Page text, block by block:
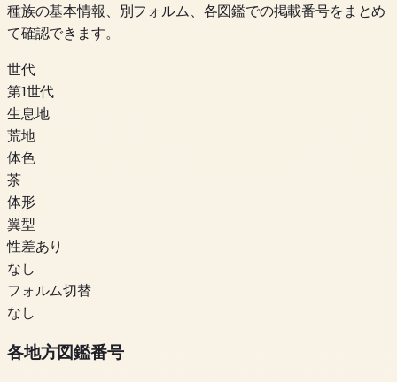
種族の基本情報、別フォルム、各図鑑での掲載番号をまとめ
て確認できます。
世代
第1世代
生息地
荒地
体色
茶
体形
翼型
性差あり
なし
フォルム切替
なし
各地方図鑑番号